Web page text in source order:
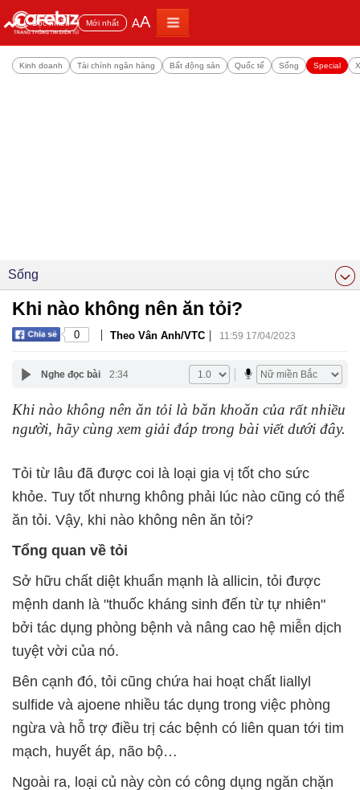
Đọc nhiều Mới nhất AA
Kinh doanh Tài chính ngân hàng Bất động sản Quốc tế Sống Special
Sống
Khi nào không nên ăn tỏi?
0 | Theo Vân Anh/VTC | 11:59 17/04/2023
Nghe đọc bài 2:34
Khi nào không nên ăn tỏi là băn khoăn của rất nhiều
người, hãy cùng xem giải đáp trong bài viết dưới đây.
Tỏi từ lâu đã được coi là loại gia vị tốt cho sức
khỏe. Tuy tốt nhưng không phải lúc nào cũng có thể
ăn tỏi. Vậy, khi nào không nên ăn tỏi?
Tổng quan về tỏi
Sở hữu chất diệt khuẩn mạnh là allicin, tỏi được
mệnh danh là "thuốc kháng sinh đến từ tự nhiên"
bởi tác dụng phòng bệnh và nâng cao hệ miễn dịch
tuyệt vời của nó.
Bên cạnh đó, tỏi cũng chứa hai hoạt chất liallyl
sulfide và ajoene nhiều tác dụng trong việc phòng
ngừa và hỗ trợ điều trị các bệnh có liên quan tới tim
mạch, huyết áp, não bộ…
Ngoài ra, loại củ này còn có công dụng ngăn chặn